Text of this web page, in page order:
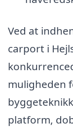
Ved at
carport i
muligheden
platform,